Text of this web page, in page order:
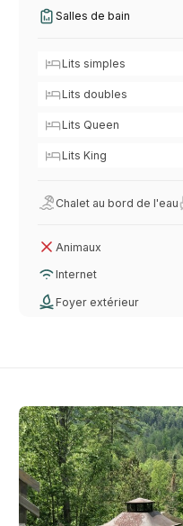
Salles de bain
Lits simples
Lits doubles
Lits Queen
Lits King
Chalet au bord de l'eau
Animaux
Internet
Foyer extérieur